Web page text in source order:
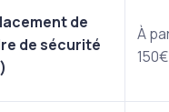
de
de sécurité
À
150€